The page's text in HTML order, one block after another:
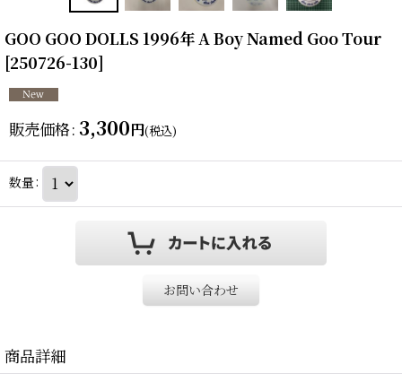
GOO GOO DOLLS 1996年 A Boy Named Goo Tour
[250726-130]
販売価格: 3,300円(税込)
数量:
お問い合わせ
商品詳細